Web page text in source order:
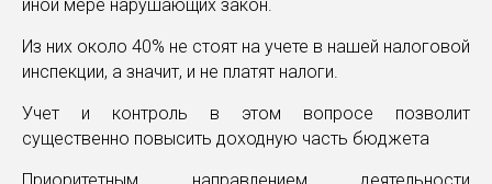
иной мере нарушающих закон.
Из них около 40% не стоят на учете в нашей налоговой
инспекции, а значит, и не платят налоги.
Учет и контроль в этом вопросе позволит
существенно повысить доходную часть бюджета